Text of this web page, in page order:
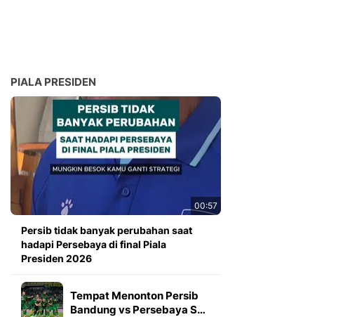
PIALA PRESIDEN
00:57
Persib tidak banyak perubahan saat
hadapi Persebaya di final Piala
Presiden 2026
Tempat Menonton Persib
Bandung vs Persebaya S…